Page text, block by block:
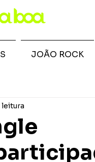
leitura
JOÃO ROCK